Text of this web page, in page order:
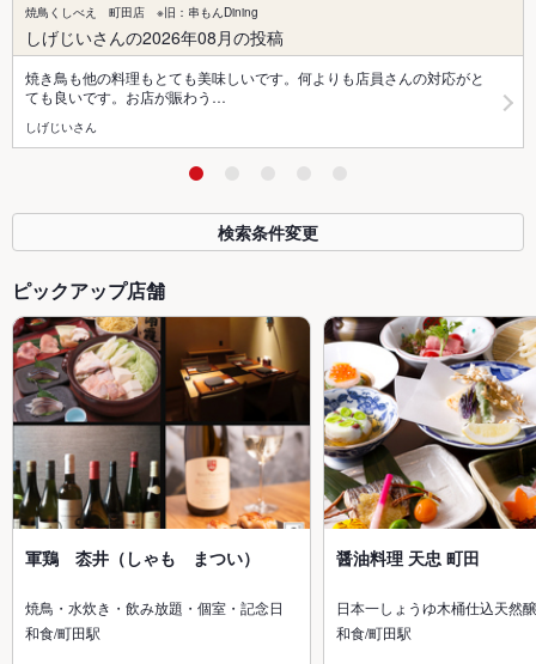
焼鳥くしべえ 町田店 ※旧：串もんDining
しげじいさんの2026年08月の投稿
焼き鳥も他の料理もとても美味しいです。何よりも店員さんの対応がと
ても良いです。お店が賑わう…
しげじいさん
検索条件変更
ピックアップ店舗
軍鶏 枩井（しゃも まつい）
焼鳥・水炊き・飲み放題・個室・記念日
和食/町田駅
醤油料理 天忠 町田
日本一しょうゆ木桶仕込天然
和食/町田駅